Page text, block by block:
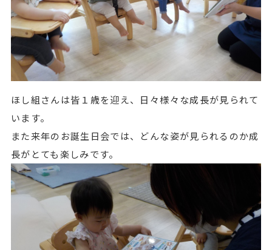
ほし組さんは皆１歳を迎え、日々様々な成長が見られて
います。
また来年のお誕生日会では、どんな姿が見られるのか成
長がとても楽しみです。